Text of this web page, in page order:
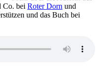
Co. bei Roter Dorn und
und das Buch bei